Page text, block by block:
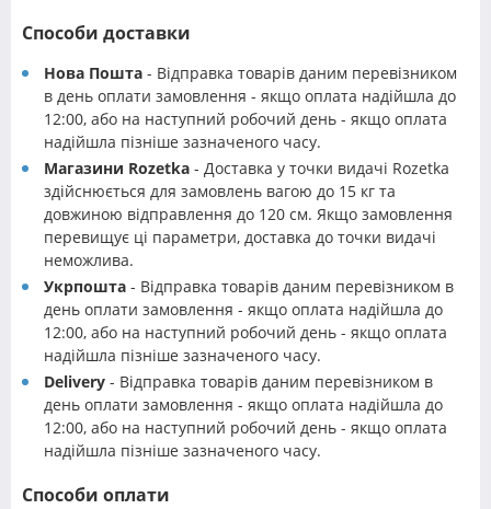
Способи доставки
Нова Пошта - Відправка товарів даним перевізником
в день оплати замовлення - якщо оплата надійшла до
12:00, або на наступний робочий день - якщо оплата
надійшла пізніше зазначеного часу.
Магазини Rozetka - Доставка у точки видачі Rozetka
здійснюється для замовлень вагою до 15 кг та
довжиною відправлення до 120 см. Якщо замовлення
перевищує ці параметри, доставка до точки видачі
неможлива.
Укрпошта - Відправка товарів даним перевізником в
день оплати замовлення - якщо оплата надійшла до
12:00, або на наступний робочий день - якщо оплата
надійшла пізніше зазначеного часу.
Delivery - Відправка товарів даним перевізником в
день оплати замовлення - якщо оплата надійшла до
12:00, або на наступний робочий день - якщо оплата
надійшла пізніше зазначеного часу.
Способи оплати